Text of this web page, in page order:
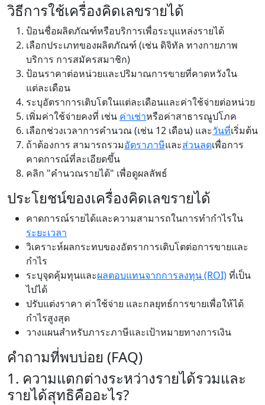
วิธีการใช้เครื่องคิดเลขรายได้
ป้อนชื่อผลิตภัณฑ์หรือบริการเพื่อระบุแหล่งรายได้
เลือกประเภทของผลิตภัณฑ์ (เช่น ดิจิทัล ทางกายภาพ
บริการ การสมัครสมาชิก)
ป้อนราคาต่อหน่วยและปริมาณการขายที่คาดหวังใน
แต่ละเดือน
ระบุอัตราการเติบโตในแต่ละเดือนและค่าใช้จ่ายต่อหน่วย
เพิ่มค่าใช้จ่ายคงที่ เช่น ค่าเช่าหรือค่าสาธารณูปโภค
เลือกช่วงเวลาการคำนวณ (เช่น 12 เดือน) และวันที่เริ่มต้น
ถ้าต้องการ สามารถรวมอัตราภาษีและส่วนลดเพื่อการ
คาดการณ์ที่ละเอียดขึ้น
คลิก "คำนวณรายได้" เพื่อดูผลลัพธ์
ประโยชน์ของเครื่องคิดเลขรายได้
คาดการณ์รายได้และความสามารถในการทำกำไรใน
ระยะเวลา
วิเคราะห์ผลกระทบของอัตราการเติบโตต่อการขายและ
กำไร
ระบุจุดคุ้มทุนและผลตอบแทนจากการลงทุน (ROI)ที่เป็น
ไปได้
ปรับแต่งราคา ค่าใช้จ่าย และกลยุทธ์การขายเพื่อให้ได้
กำไรสูงสุด
วางแผนสำหรับภาระภาษีและเป้าหมายทางการเงิน
คำถามที่พบบ่อย (FAQ)
1. ความแตกต่างระหว่างรายได้รวมและ
รายได้สุทธิคืออะไร?